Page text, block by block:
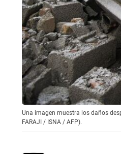
Una imagen muestra los daños
FARAJI / ISNA / AFP).